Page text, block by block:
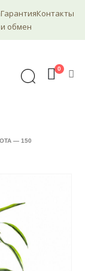
Гарантия
и обмен
Контакты
0
— 150